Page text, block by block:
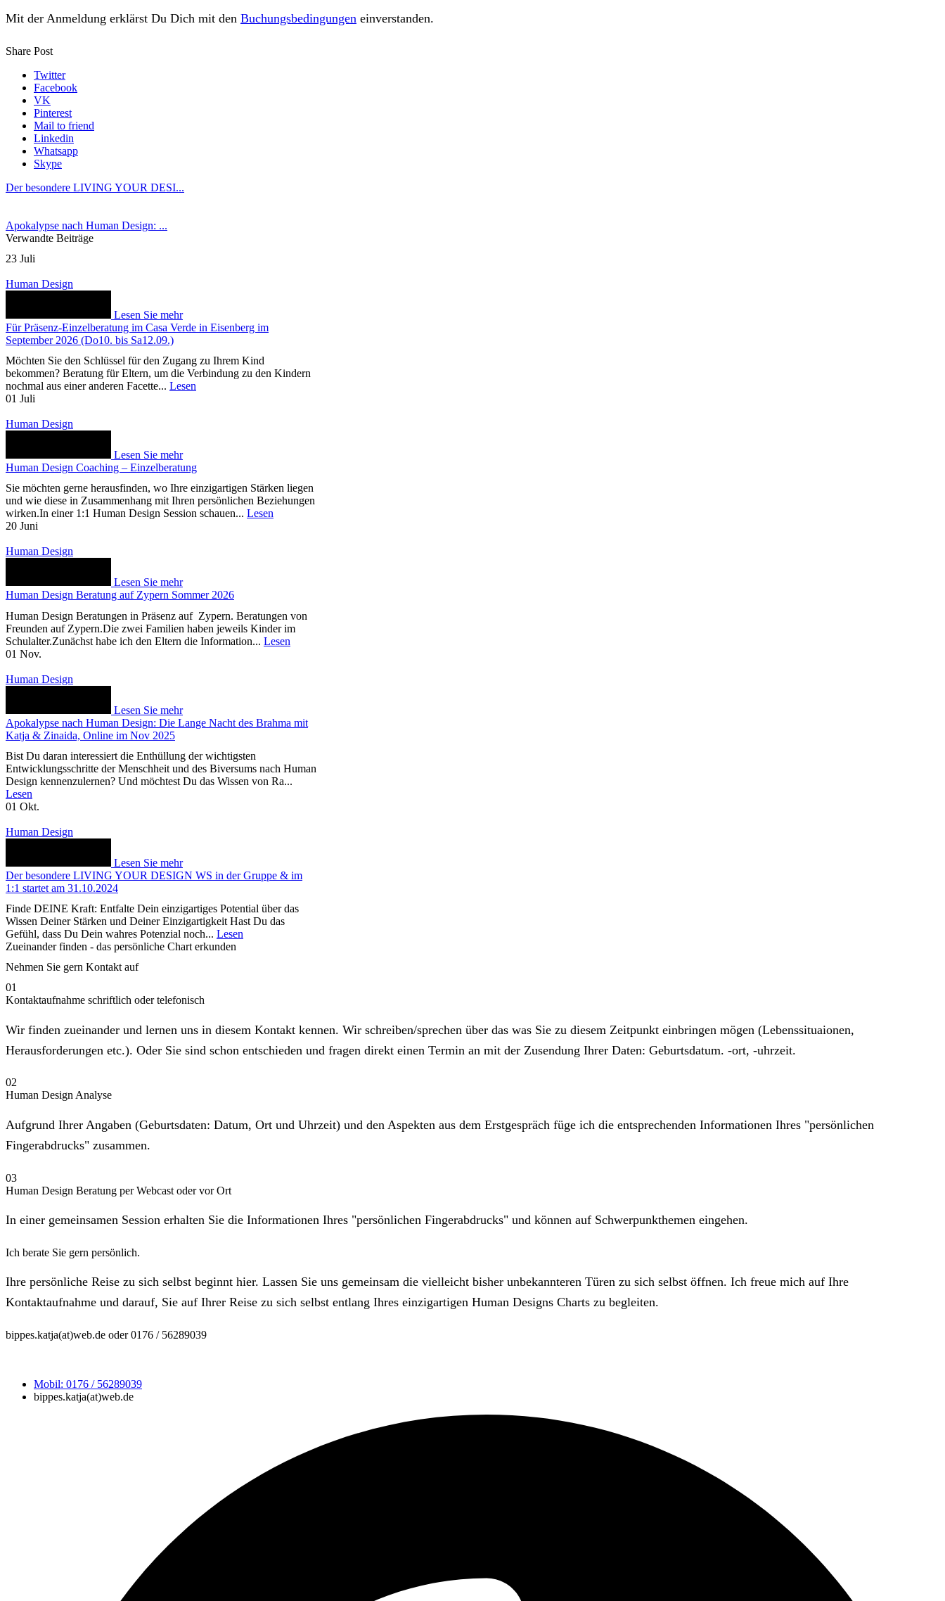
Mit der Anmeldung erklärst Du Dich mit den Buchungsbedingungen einverstanden.
Share Post
Twitter
Facebook
VK
Pinterest
Mail to friend
Linkedin
Whatsapp
Skype
Der besondere LIVING YOUR DESI...
Apokalypse nach Human Design: ...
Verwandte Beiträge
23 Juli
Human Design
Lesen Sie mehr
Für Präsenz-Einzelberatung im Casa Verde in Eisenberg im
September 2026 (Do10. bis Sa12.09.)
Möchten Sie den Schlüssel für den Zugang zu Ihrem Kind
bekommen? Beratung für Eltern, um die Verbindung zu den Kindern
nochmal aus einer anderen Facette... Lesen
01 Juli
Human Design
Lesen Sie mehr
Human Design Coaching – Einzelberatung
Sie möchten gerne herausfinden, wo Ihre einzigartigen Stärken liegen
und wie diese in Zusammenhang mit Ihren persönlichen Beziehungen
wirken.In einer 1:1 Human Design Session schauen... Lesen
20 Juni
Human Design
Lesen Sie mehr
Human Design Beratung auf Zypern Sommer 2026
Human Design Beratungen in Präsenz auf Zypern. Beratungen von
Freunden auf Zypern.Die zwei Familien haben jeweils Kinder im
Schulalter.Zunächst habe ich den Eltern die Information... Lesen
01 Nov.
Human Design
Lesen Sie mehr
Apokalypse nach Human Design: Die Lange Nacht des Brahma mit
Katja & Zinaida, Online im Nov 2025
Bist Du daran interessiert die Enthüllung der wichtigsten
Entwicklungsschritte der Menschheit und des Biversums nach Human
Design kennenzulernen? Und möchtest Du das Wissen von Ra...
Lesen
01 Okt.
Human Design
Lesen Sie mehr
Der besondere LIVING YOUR DESIGN WS in der Gruppe & im
1:1 startet am 31.10.2024
Finde DEINE Kraft: Entfalte Dein einzigartiges Potential über das
Wissen Deiner Stärken und Deiner Einzigartigkeit Hast Du das
Gefühl, dass Du Dein wahres Potenzial noch... Lesen
Zueinander finden - das persönliche Chart erkunden
Nehmen Sie gern Kontakt auf
01
Kontaktaufnahme schriftlich oder telefonisch
Wir finden zueinander und lernen uns in diesem Kontakt kennen. Wir schreiben/sprechen über das was Sie zu diesem Zeitpunkt einbringen mögen (Lebenssituaionen,
Herausforderungen etc.). Oder Sie sind schon entschieden und fragen direkt einen Termin an mit der Zusendung Ihrer Daten: Geburtsdatum. -ort, -uhrzeit.
02
Human Design Analyse
Aufgrund Ihrer Angaben (Geburtsdaten: Datum, Ort und Uhrzeit) und den Aspekten aus dem Erstgespräch füge ich die entsprechenden Informationen Ihres "persönlichen
Fingerabdrucks" zusammen.
03
Human Design Beratung per Webcast oder vor Ort
In einer gemeinsamen Session erhalten Sie die Informationen Ihres "persönlichen Fingerabdrucks" und können auf Schwerpunkthemen eingehen.
Ich berate Sie gern persönlich.
Ihre persönliche Reise zu sich selbst beginnt hier. Lassen Sie uns gemeinsam die vielleicht bisher unbekannteren Türen zu sich selbst öffnen. Ich freue mich auf Ihre
Kontaktaufnahme und darauf, Sie auf Ihrer Reise zu sich selbst entlang Ihres einzigartigen Human Designs Charts zu begleiten.
bippes.katja(at)web.de oder 0176 / 56289039
Mobil: 0176 / 56289039
bippes.katja(at)web.de